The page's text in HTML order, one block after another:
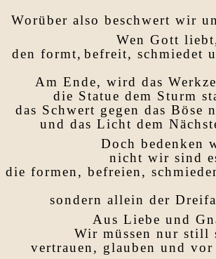
Worüber also beschwert wir
Wen Gott
den formt, befreit, schmiedet
Am Ende, wird das
die Statue dem Sturm
das Schwert gegen das Böse
und das Licht dem
Doch bedenken
nicht wir sind
die formen, befreien,
sondern allein der
Aus Liebe und
Wir müssen nur still
vertrauen, glauben und